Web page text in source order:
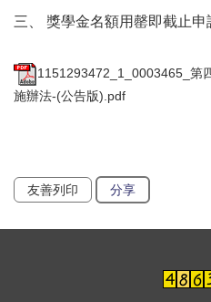
三、 獎學金名額用罄即截止申
1151293472_1_0003465_第
施辦法-(公告版).pdf
友善列印 分享